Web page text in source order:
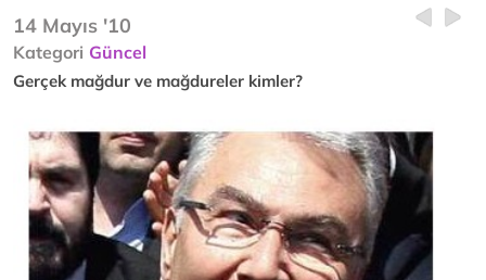
14 Mayıs '10
Kategori Güncel
Gerçek mağdur ve mağdureler kimler?